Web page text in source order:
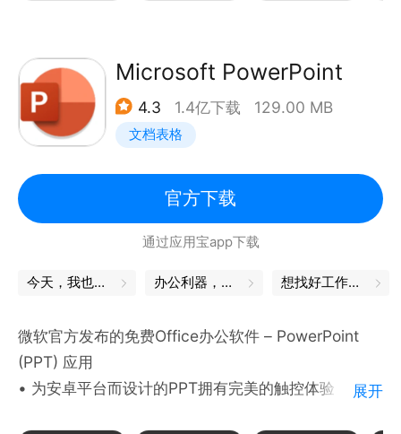
开和播放11种演示格式文档，包括加密文档-新CPU，
提供30项流畅动画的设置
-支持文字段落、对象属性设置，插入图片、音频视频
-WPS会议功能，支持多台设备同步播放当前幻灯片
-手机拍照扫描文档，生成图片或PDF文件
Word/PPT/Excel等功能
OFD
整表格大小等
• 跨设备访问编辑最近使用的Excel文档
协同办公
• 通过电子邮件发送文档与他人共享成果
在10.1英寸及以下尺寸的移动设备上可免费查看、创建
和编辑文档。购买Office 365订阅账号便可以使用更
365企业版账户 (包括由世纪互联运营的Office 365)
创建及编辑文档。
要求：
• 操作系统安卓4.4.x 及以上（Android M暂不支持）
Microsoft PowerPoint
4.3 1.4亿下载 129.00 MB
文档表格
官方下载
通过应用宝app下载
今天，我也是勇敢的打工人 办公利器，让工作更轻松 想找好工作？试试这款APP
微软官方发布的免费Office办公软件 – PowerPoint
(PPT) 应用
• 为安卓平台而设计的PPT拥有完美的触控体验
展开